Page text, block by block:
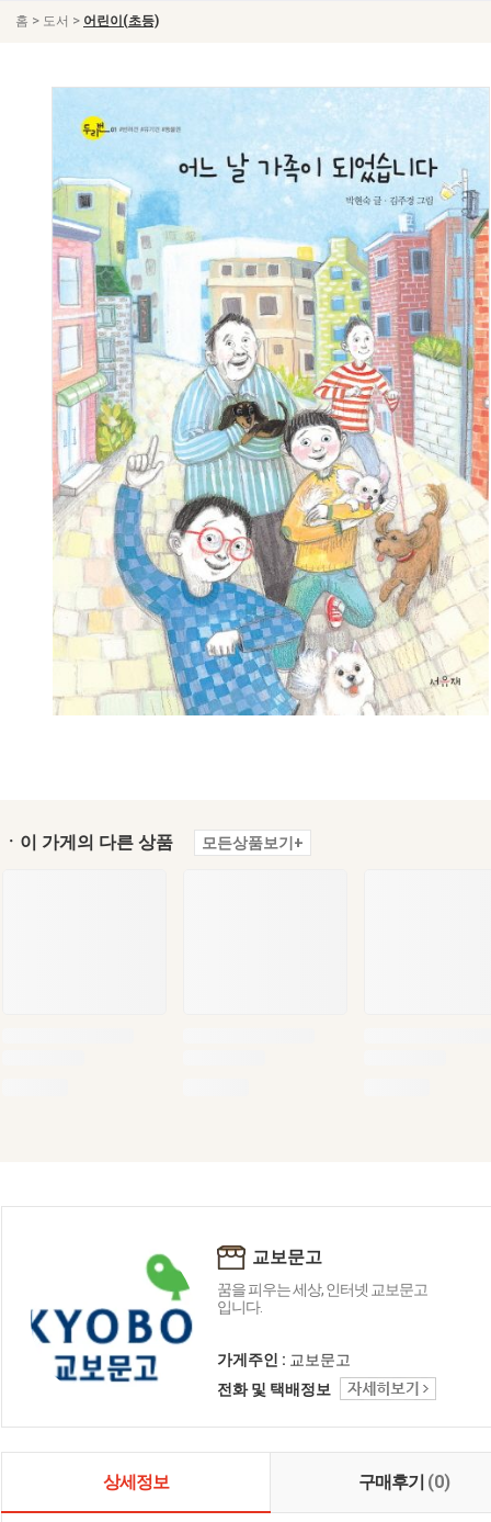
홈 > 도서 > 어린이(초등)
ㆍ이 가게의 다른 상품 모든상품보기+
교보문고
꿈을 피우는 세상, 인터넷 교보문고
입니다.
가게주인 : 교보문고
전화 및 택배정보
상세정보 구매후기 (0)